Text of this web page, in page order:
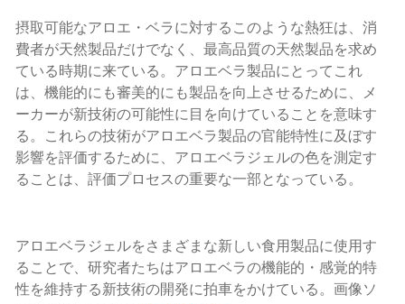
摂取可能なアロエ・ベラに対するこのような熱狂は、消
費者が天然製品だけでなく、最高品質の天然製品を求め
ている時期に来ている。アロエベラ製品にとってこれ
は、機能的にも審美的にも製品を向上させるために、メ
ーカーが新技術の可能性に目を向けていることを意味す
る。これらの技術がアロエベラ製品の官能特性に及ぼす
影響を評価するために、アロエベラジェルの色を測定す
ることは、評価プロセスの重要な一部となっている。
アロエベラジェルをさまざまな新しい食用製品に使用す
ることで、研究者たちはアロエベラの機能的・感覚的特
性を維持する新技術の開発に拍車をかけている。画像ソ